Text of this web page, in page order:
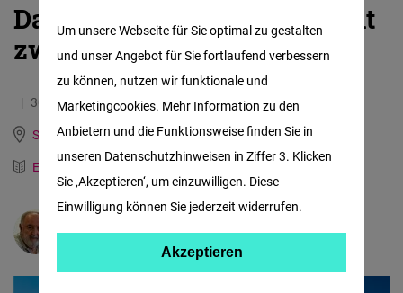
Inhalt
Das Mittelmeer, das Meer mit
zwei Ufern
30.11.2022
4.7 Minuten
Spain, Italy, Portugal and Mediterranean Dialogue
Englisch
Spanisch
Diego Carcedo
Um unsere Webseite für Sie optimal zu gestalten
und unser Angebot für Sie fortlaufend verbessern
zu können, nutzen wir funktionale und
Marketingcookies. Mehr Information zu den
Anbietern und die Funktionsweise finden Sie in
unseren Datenschutzhinweisen in Ziffer 3. Klicken
Sie ‚Akzeptieren‘, um einzuwilligen. Diese
Einwilligung können Sie jederzeit widerrufen.
Akzeptieren